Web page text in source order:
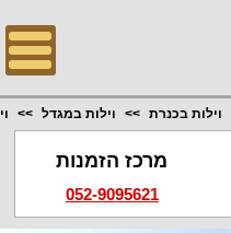
וילות בכנרת וילות במגדל
מרכז הזמנות
052-9095621